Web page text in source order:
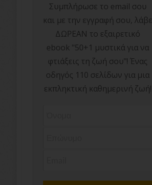
Συμπλήρωσε το email σου
και με την εγγραφή σου, λάβε
ΔΩΡΕΑΝ το εξαιρετικό
ebook "50+1 μυστικά για να
φτιάξεις τη ζωή σου"! Ένας
οδηγός 110 σελίδων για μια
εκπληκτική καθημερινή ζωή!